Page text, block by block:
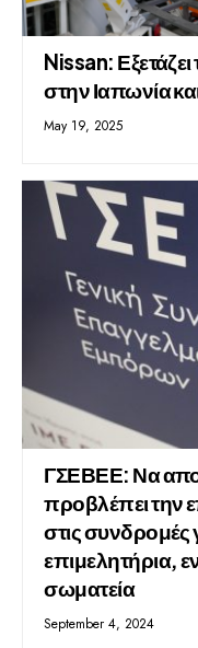
Nissan:
στην Ιαπωνία
May 19, 2025
ΓΣΕΒΕΕ: Να
προβλέπει την
στις συνδρομές
επιμελητήρια,
σωματεία
September 4, 2024